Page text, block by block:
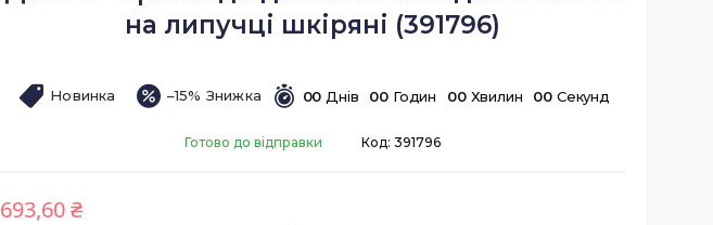
на липучці шкіряні (391796)
Новинка –15% 00 Днів 00 Годин 00 Хвилин 00 Секунд
Готово до відправки Код: 391796
693,60 ₴